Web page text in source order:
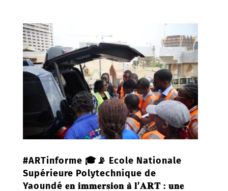
#ARTinforme 🎓📡 Ecole Nationale
Supérieure Polytechnique de
Yaoundé 𝐞𝐧 𝐢𝐦𝐦𝐞𝐫𝐬𝐢𝐨𝐧 𝐚̀ 𝐥’𝐀𝐑𝐓 : 𝐮𝐧𝐞